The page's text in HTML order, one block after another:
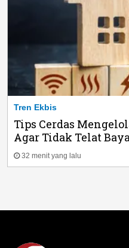
Tren Ekbis
Tips Cerdas
Agar Tidak Telat
32 menit yang lalu